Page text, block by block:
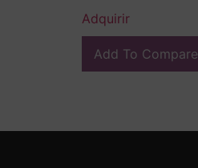
Adquirir
Add To Compare